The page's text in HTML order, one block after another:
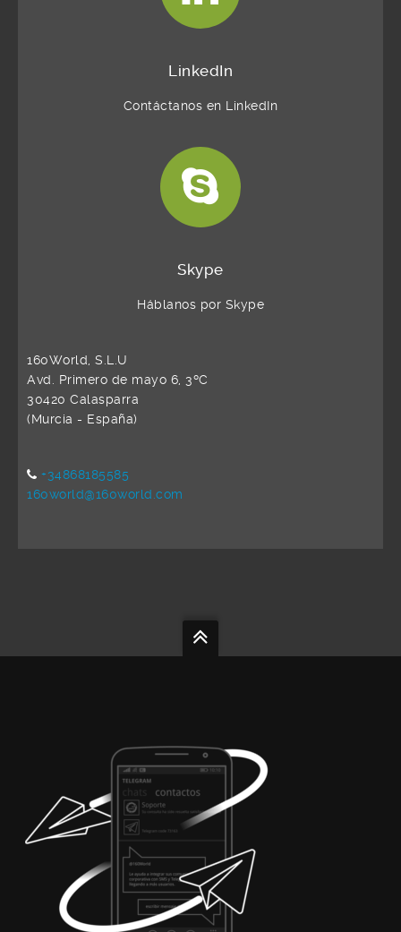
LinkedIn
Contáctanos en LinkedIn
Skype
Háblanos por Skype
160World, S.L.U
Avd. Primero de mayo 6, 3ºC
30420 Calasparra
(Murcia - España)
+34868185585
160world@160world.com